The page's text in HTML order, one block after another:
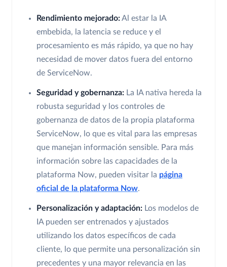
Rendimiento mejorado:Al estar la IA
embebida, la latencia se reduce y el
procesamiento es más rápido, ya que no hay
necesidad de mover datos fuera del entorno
de ServiceNow.
Seguridad y gobernanza: La IA nativa hereda la
robusta seguridad y los controles de
gobernanza de datos de la propia plataforma
ServiceNow, lo que es vital para las empresas
que manejan información sensible. Para más
información sobre las capacidades de la
plataforma Now, pueden visitar la página
oficial de la plataforma Now.
Personalización y adaptación: Los modelos de
IA pueden ser entrenados y ajustados
utilizando los datos específicos de cada
cliente, lo que permite una personalización sin
precedentes y una mayor relevancia en las